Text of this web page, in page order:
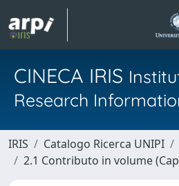
CINECA IRIS
Research
IRIS Catalogo Ricerca UNIPI
2.1 Contributo in volume